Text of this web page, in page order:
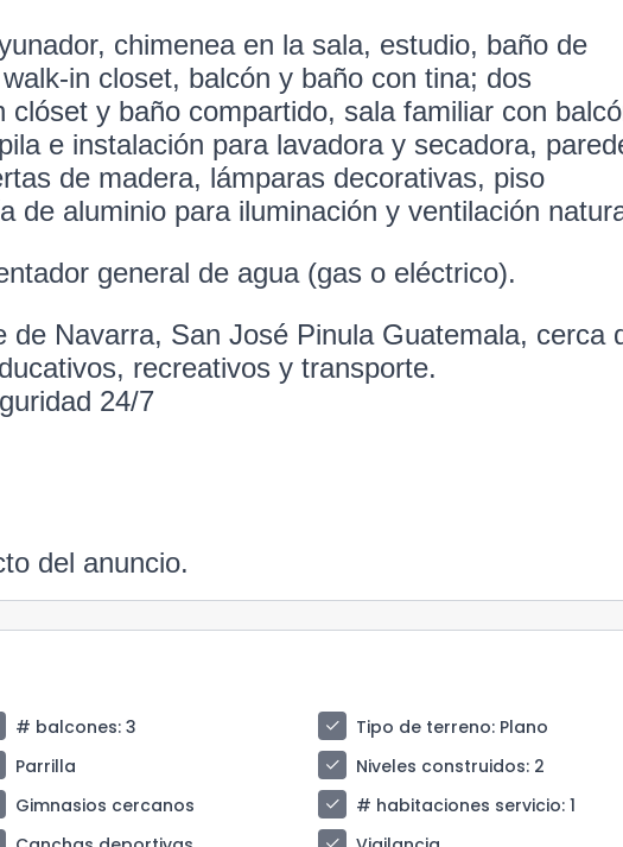
chimenea en la sala, estudio, baño de
in closet, balcón y baño con tina; dos
clóset y baño compartido, sala familiar con
e instalación para lavadora y secadora,
de madera, lámparas decorativas, piso
de aluminio para iluminación y ventilación
general de agua (gas o eléctrico).
de Navarra, San José Pinula Guatemala, cerca
recreativos y transporte.
24/7
del anuncio.
# balcones: 3 check Tipo de terreno: Plano
Parrilla check Niveles construidos: 2
Gimnasios cercanos check # habitaciones servicio: 1